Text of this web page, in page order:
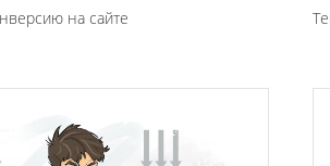
на сайте